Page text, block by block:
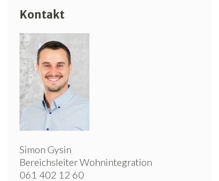
Kontakt
Simon Gysin
Bereichsleiter Wohnintegration
061 402 12 60